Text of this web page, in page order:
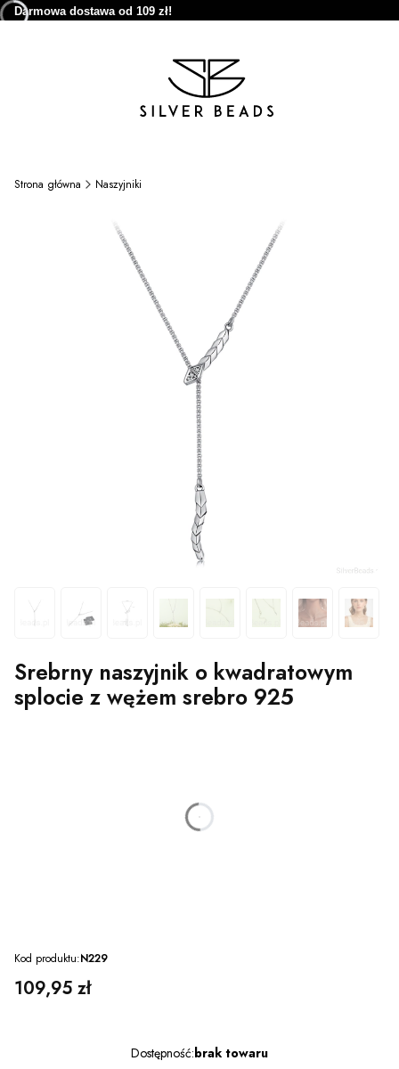
Darmowa dostawa od 109 zł!
Strona główna Naszyjniki
Srebrny naszyjnik o kwadratowym
splocie z wężem srebro 925
godzin
Kod produktu:N229
Cena
109,95 zł
Dostępność:brak towaru